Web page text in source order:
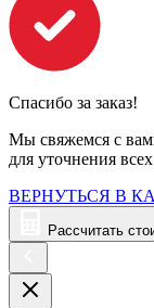
Спасибо за заказ!
Мы свяжемся с
для уточнения
ВЕРНУТЬСЯ В
Рассчитать